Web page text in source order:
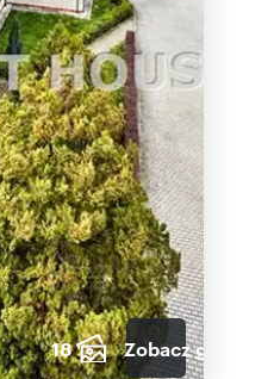
18 Zobacz galerię